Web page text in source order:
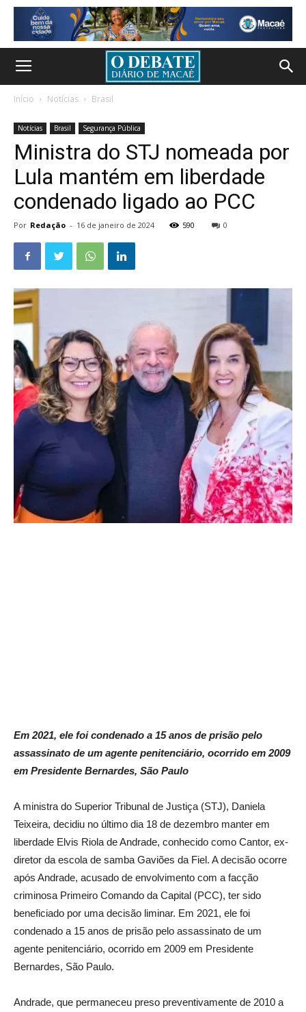
Início Notícias Brasil
Notícias Brasil Segurança Pública
Ministra do STJ nomeada por
Lula mantém em liberdade
condenado ligado ao PCC
Por Redação - 16 de janeiro de 2024 590 0
Em 2021, ele foi condenado a 15 anos de prisão pelo
assassinato de um agente penitenciário, ocorrido em 2009
em Presidente Bernardes, São Paulo
A ministra do Superior Tribunal de Justiça (STJ), Daniela
Teixeira, decidiu no último dia 18 de dezembro manter em
liberdade Elvis Riola de Andrade, conhecido como Cantor, ex-
diretor da escola de samba Gaviões da Fiel. A decisão ocorre
após Andrade, acusado de envolvimento com a facção
criminosa Primeiro Comando da Capital (PCC), ter sido
beneficiado por uma decisão liminar. Em 2021, ele foi
condenado a 15 anos de prisão pelo assassinato de um
agente penitenciário, ocorrido em 2009 em Presidente
Bernardes, São Paulo.
Andrade, que permaneceu preso preventivamente de 2010 a